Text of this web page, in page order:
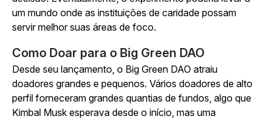
um mundo onde as instituições de caridade possam
servir melhor suas áreas de foco.
Como Doar para o Big Green DAO
Desde seu lançamento, o Big Green DAO atraiu
doadores grandes e pequenos. Vários doadores de alto
perfil forneceram grandes quantias de fundos, algo que
Kimbal Musk esperava desde o início, mas uma